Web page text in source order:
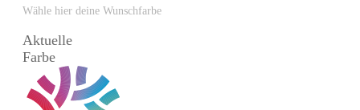
Wähle hier deine Wunschfarbe
Aktuelle
Farbe